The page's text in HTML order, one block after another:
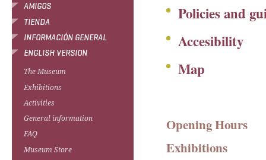
AMIGOS
TIENDA
INFORMACIÓN GENERAL
ENGLISH VERSION
The Museum
Exhibitions
Activities
General information
FAQ
Museum Store
Policies and
Accesibility
Map
Opening Hours
Exhibitions